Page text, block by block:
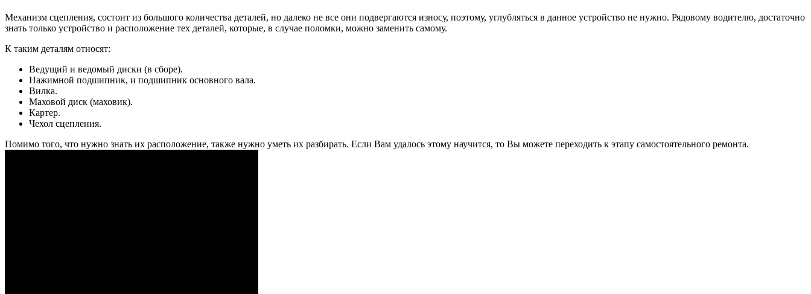
Механизм сцепления, состоит из большого количества деталей, но далеко не все они подвергаются износу, поэтому, углубляться в данное устройство не нужно. Рядовому водителю, достаточно
знать только устройство и расположение тех деталей, которые, в случае поломки, можно заменить самому.
К таким деталям относят:
Ведущий и ведомый диски (в сборе).
Нажимной подшипник, и подшипник основного вала.
Вилка.
Маховой диск (маховик).
Картер.
Чехол сцепления.
Помимо того, что нужно знать их расположение, также нужно уметь их разбирать. Если Вам удалось этому научится, то Вы можете переходить к этапу самостоятельного ремонта.